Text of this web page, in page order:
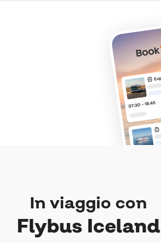
In viaggio con
Flybus Iceland